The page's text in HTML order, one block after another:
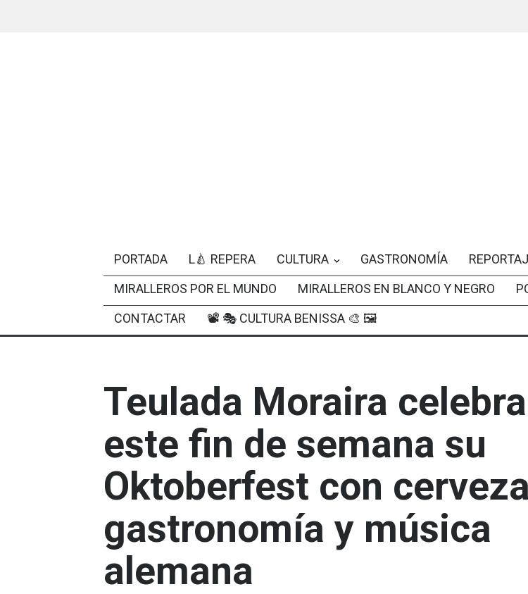
PORTADA L🍐 REPERA CULTURA GASTRONOMÍA
MIRALLEROS POR EL MUNDO
MIRALLEROS EN BLANCO Y NEGRO
CONTACTAR
📽 🎭 CULTURA BENISSA 🎨 🖼
Teulada Moraira celebra
este fin de semana su
Oktoberfest con
gastronomía y música
alemana